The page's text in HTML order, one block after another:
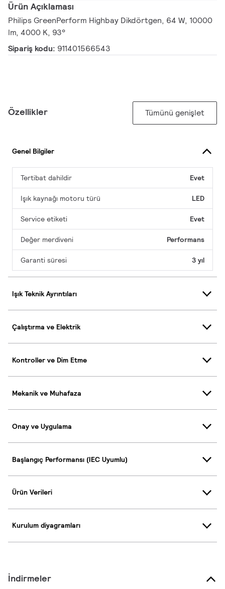
Ürün Açıklaması
Philips GreenPerform Highbay Dikdörtgen, 64 W, 10000
lm, 4000 K, 93°
Sipariş kodu: 911401566543
Özellikler Tümünü genişlet
Genel Bilgiler
Tertibat dahildir Evet
Işık kaynağı motoru türü LED
Service etiketi Evet
Değer merdiveni Performans
Garanti süresi 3 yıl
Işık Teknik Ayrıntıları
Çalıştırma ve Elektrik
Kontroller ve Dim Etme
Mekanik ve Muhafaza
Onay ve Uygulama
Başlangıç Performansı (IEC Uyumlu)
Ürün Verileri
Kurulum diyagramları
İndirmeler